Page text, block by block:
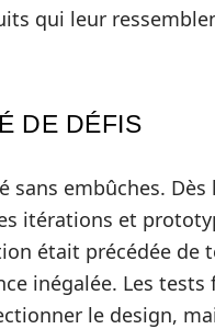
qui leur
DE DÉFIS
sans embûches.
itérations et
était précédée de
inégalée. Les
le design,